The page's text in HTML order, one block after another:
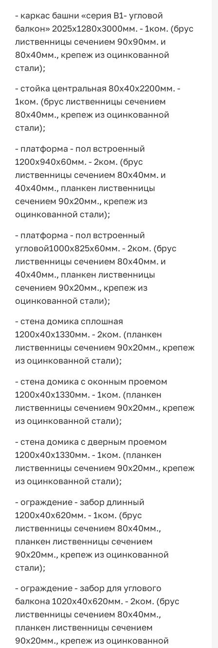
- каркас башни «серия В1- угловой
балкон» 2025х1280х3000мм. - 1ком. (брус
лиственницы сечением 90х90мм. и
80х40мм., крепеж из оцинкованной
стали);
- стойка центральная 80х40х2200мм. -
1ком. (брус лиственницы сечением
80х40мм., крепеж из оцинкованной
стали);
- платформа - пол встроенный
1200х940х60мм. - 2ком. (брус
лиственницы сечением 80х40мм. и
40х40мм., планкен лиственницы
сечением 90х20мм., крепеж из
оцинкованной стали);
- платформа - пол встроенный
угловой1000х825х60мм. - 2ком. (брус
лиственницы сечением 80х40мм. и
40х40мм., планкен лиственницы
сечением 90х20мм., крепеж из
оцинкованной стали);
- стена домика сплошная
1200х40х1330мм. - 2ком. (планкен
лиственницы сечением 90х20мм., крепеж
из оцинкованной стали);
- стена домика с оконным проемом
1200х40х1330мм. - 1ком. (планкен
лиственницы сечением 90х20мм., крепеж
из оцинкованной стали);
- стена домика с дверным проемом
1200х40х1330мм. - 1ком. (планкен
лиственницы сечением 90х20мм., крепеж
из оцинкованной стали);
- ограждение - забор длинный
1200х40х620мм. - 1ком. (брус
лиственницы сечением 80х40мм.,
планкен лиственницы сечением
90х20мм., крепеж из оцинкованной
стали);
- ограждение - забор для углового
балкона 1020х40х620мм. - 2ком. (брус
лиственницы сечением 80х40мм.,
планкен лиственницы сечением
90х20мм., крепеж из оцинкованной